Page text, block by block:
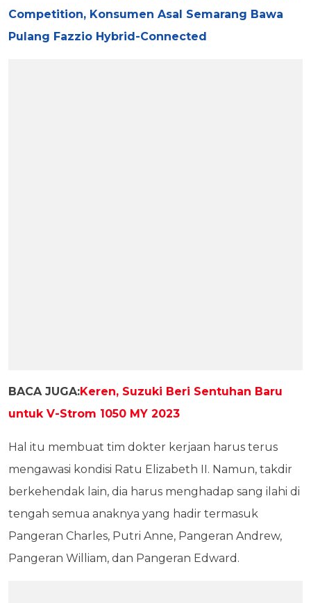
Competition, Konsumen Asal Semarang Bawa
Pulang Fazzio Hybrid-Connected
BACA JUGA:Keren, Suzuki Beri Sentuhan Baru
untuk V-Strom 1050 MY 2023
Hal itu membuat tim dokter kerjaan harus terus
mengawasi kondisi Ratu Elizabeth II. Namun, takdir
berkehendak lain, dia harus menghadap sang ilahi di
tengah semua anaknya yang hadir termasuk
Pangeran Charles, Putri Anne, Pangeran Andrew,
Pangeran William, dan Pangeran Edward.